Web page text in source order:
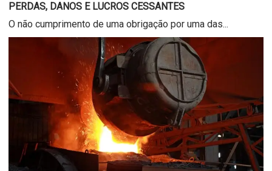
PERDAS, DANOS E LUCROS CESSANTES
O não cumprimento de uma obrigação por uma das...